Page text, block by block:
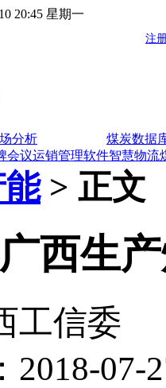
20:45 星期一
分析
煤炭数据
会议运销管理软件智慧物流
> 正文
西生
工信委
2018-07-